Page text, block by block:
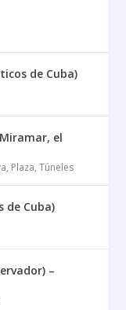
de Cuba)
el
, Plaza,Túneles
de Cuba)
–